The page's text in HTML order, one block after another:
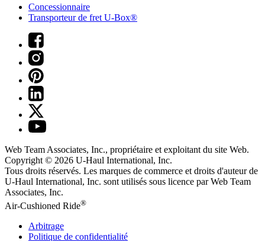
Concessionnaire
Transporteur de fret U-Box®
Web Team Associates, Inc., propriétaire et exploitant du site Web.
Copyright © 2026 U-Haul International, Inc.
Tous droits réservés. Les marques de commerce et droits d'auteur de
U-Haul International, Inc. sont utilisés sous licence par Web Team
Associates, Inc.
Air-Cushioned Ride®
Arbitrage
Politique de confidentialité